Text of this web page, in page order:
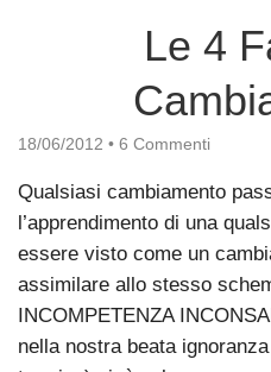
Le 4
18/06/2012 • 6 Commenti
Qualsiasi cambiamento
l’apprendimento di una
essere visto come un
assimilare allo stesso
INCOMPETENZA
nella nostra beata